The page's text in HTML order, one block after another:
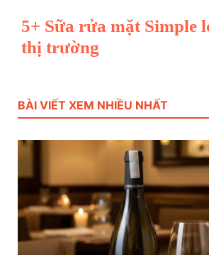
5+ Sữa rửa mặt Simple
thị trường
BÀI VIẾT XEM NHIỀU NHẤT